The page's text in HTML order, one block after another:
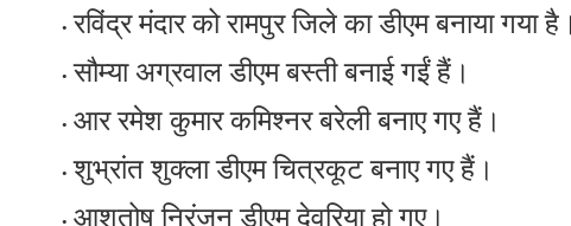
रविंद्र मंदार को रामपुर जिले का डीएम बनाया गया है।
सौम्या अग्रवाल डीएम बस्ती बनाई गईं हैं।
आर रमेश कुमार कमिश्नर बरेली बनाए गए हैं।
शुभ्रांत शुक्ला डीएम चित्रकूट बनाए गए हैं।
आशुतोष निरंजन डीएम देवरिया हो गए।